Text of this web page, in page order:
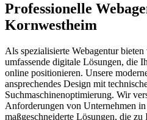
Professionelle
Kornwestheim
Als spezialisierte Webagentur
umfassende digitale Lösungen, die
online positionieren. Unsere
ansprechendes Design mit
Suchmaschinenoptimierung. Wir
Anforderungen von Unternehmen
maßgeschneiderte Lösungen, die